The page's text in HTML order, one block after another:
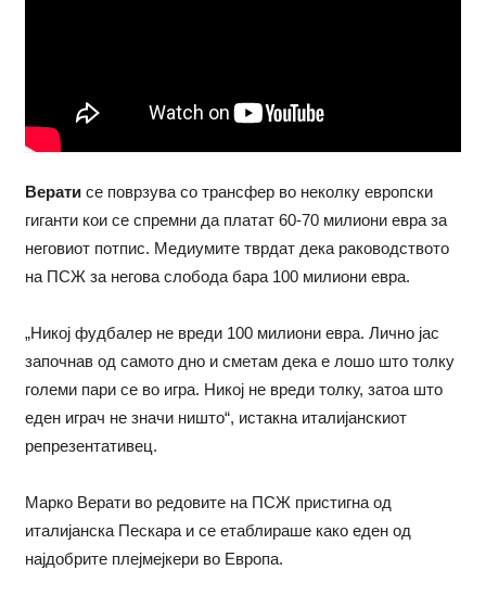
Вератисе поврзува со трансфер во неколку европски
гиганти кои се спремни да платат 60-70 милиони евра за
неговиот потпис. Медиумите тврдат дека раководството
на ПСЖ за негова слобода бара 100 милиони евра.
„Никој фудбалер не вреди 100 милиони евра. Лично јас
започнав од самото дно и сметам дека е лошо што толку
големи пари се во игра. Никој не вреди толку, затоа што
еден играч не значи ништо“, истакна италијанскиот
репрезентативец.
Марко Верати во редовите на ПСЖ пристигна од
италијанска Пескара и се етаблираше како еден од
најдобрите плејмејкери во Европа.